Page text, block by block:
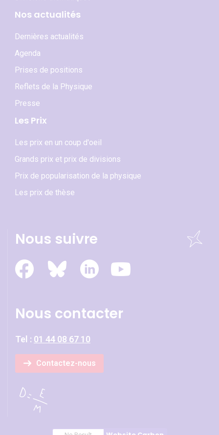
Nos actualités
Dernières actualités
Agenda
Prises de positions
Reflets de la Physique
Presse
Les Prix
Les prix en un coup d'oeil
Grands prix et prix de divisions
Prix de popularisation de la physique
Les prix de thèse
Nous suivre
Nous contacter
Tel : 01 44 08 67 10
Contactez-nous